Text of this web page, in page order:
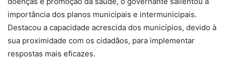
importância dos planos municipais e intermunicipais.
Destacou a capacidade acrescida dos municípios, devido à
sua proximidade com os cidadãos, para implementar
respostas mais eficazes.